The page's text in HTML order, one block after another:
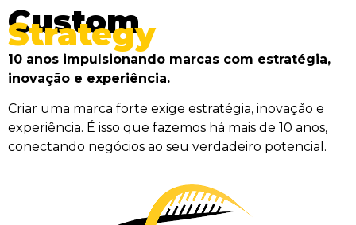
Custom
Strategy
10 anos impulsionando marcas com estratégia,
inovação e experiência.
Criar uma marca forte exige estratégia, inovação e
experiência. É isso que fazemos há mais de 10 anos,
conectando negócios ao seu verdadeiro potencial.